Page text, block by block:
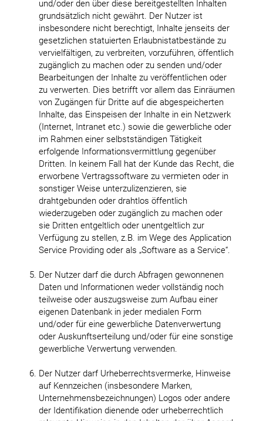
und/oder den über diese bereitgestellten Inhalten
grundsätzlich nicht gewährt. Der Nutzer ist
insbesondere nicht berechtigt, Inhalte jenseits der
gesetzlichen statuierten Erlaubnistatbestände zu
vervielfältigen, zu verbreiten, vorzuführen, öffentlich
zugänglich zu machen oder zu senden und/oder
Bearbeitungen der Inhalte zu veröffentlichen oder
zu verwerten. Dies betrifft vor allem das Einräumen
von Zugängen für Dritte auf die abgespeicherten
Inhalte, das Einspeisen der Inhalte in ein Netzwerk
(Internet, Intranet etc.) sowie die gewerbliche oder
im Rahmen einer selbstständigen Tätigkeit
erfolgende Informationsvermittlung gegenüber
Dritten. In keinem Fall hat der Kunde das Recht, die
erworbene Vertragssoftware zu vermieten oder in
sonstiger Weise unterzulizenzieren, sie
drahtgebunden oder drahtlos öffentlich
wiederzugeben oder zugänglich zu machen oder
sie Dritten entgeltlich oder unentgeltlich zur
Verfügung zu stellen, z.B. im Wege des Application
Service Providing oder als „Software as a Service“.
Der Nutzer darf die durch Abfragen gewonnenen
Daten und Informationen weder vollständig noch
teilweise oder auszugsweise zum Aufbau einer
eigenen Datenbank in jeder medialen Form
und/oder für eine gewerbliche Datenverwertung
oder Auskunftserteilung und/oder für eine sonstige
gewerbliche Verwertung verwenden.
Der Nutzer darf Urheberrechtsvermerke, Hinweise
auf Kennzeichen (insbesondere Marken,
Unternehmensbezeichnungen) Logos oder andere
der Identifikation dienende oder urheberrechtlich